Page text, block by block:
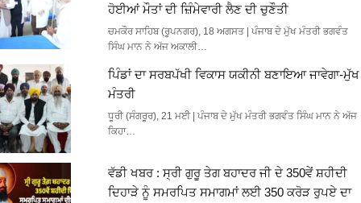
ਹੋਈਆਂ ਮੌਤਾਂ ਦੀ ਜ਼ਿੰਮੇਵਾਰੀ ਲੈਣ ਦੀ ਚੁਣੌਤੀ
ਚਮਕੌਰ ਸਾਹਿਬ (ਰੂਪਨਗਰ), 18 ਅਗਸਤ | ਪੰਜਾਬ ਦੇ ਮੁੱਖ ਮੰਤਰੀ ਭਗਵੰਤ
ਸਿੰਘ ਮਾਨ ਨੇ ਅੱਜ ਅਕਾਲੀ…
ਪਿੰਡਾਂ ਦਾ ਸਰਬਪੱਖੀ ਵਿਕਾਸ ਯਕੀਨੀ ਬਣਾਇਆ ਜਾਵੇਗਾ-ਮੁੱਖ
ਮੰਤਰੀ
ਧੂਰੀ (ਸੰਗਰੂਰ), 21 ਮਈ | ਪੰਜਾਬ ਦੇ ਮੁੱਖ ਮੰਤਰੀ ਭਗਵੰਤ ਸਿੰਘ ਮਾਨ ਨੇ ਅੱਜ
ਕਿਹਾ…
ਵੱਡੀ ਖਬਰ : ਸ੍ਰੀ ਗੁਰੂ ਤੇਗ ਬਹਾਦਰ ਜੀ ਦੇ 350ਵੇਂ ਸ਼ਹੀਦੀ
ਦਿਹਾੜੇ ਨੂੰ ਸਮਰਪਿਤ ਸਮਾਗਮਾਂ ਲਈ 350 ਕਰੋੜ ਰੁਪਏ ਦਾ